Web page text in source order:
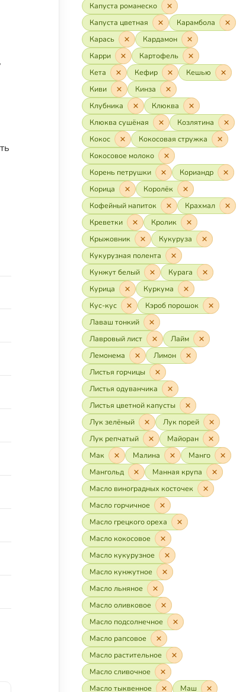
Капуста романеско
Капуста цветная
Карамбола
Карась
Кардамон
Карри
Картофель
Кета
Кефир
Кешью
Киви
Кинза
Клубника
Клюква
Клюква сушёная
Козлятина
Кокос
Кокосовая стружка
Кокосовое молоко
Корень петрушки
Кориандр
Корица
Королёк
Кофейный напиток
Крахмал
Креветки
Кролик
Крыжовник
Кукуруза
Кукурузная полента
Кунжут белый
Курага
Курица
Куркума
Кус-кус
Кэроб порошок
Лаваш тонкий
Лавровый лист
Лайм
Лемонема
Лимон
Листья горчицы
Листья одуванчика
Листья цветной капусты
Лук зелёный
Лук порей
Лук репчатый
Майоран
Мак
Малина
Манго
Мангольд
Манная крупа
Масло виноградных косточек
Масло горчичное
Масло грецкого ореха
Масло кокосовое
Масло кукурузное
Масло кунжутное
Масло льняное
Масло оливковое
Масло подсолнечное
Масло рапсовое
Масло растительное
Масло сливочное
Масло тыквенное
Маш